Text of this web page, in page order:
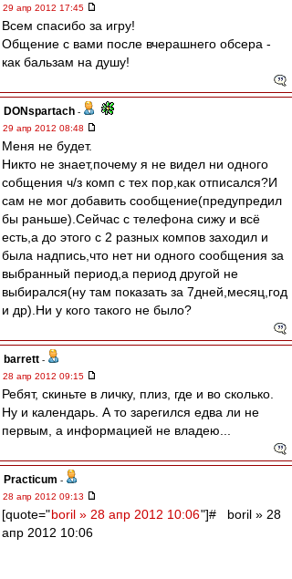
29 апр 2012 17:45
Всем спасибо за игру!
Общение с вами после вчерашнего обсера -
как бальзам на душу!
DONspartach -
29 апр 2012 08:48
Меня не будет.
Никто не знает,почему я не видел ни одного
собщения ч/з комп с тех пор,как отписался?И
сам не мог добавить сообщение(предупредил
бы раньше).Сейчас с телефона сижу и всё
есть,а до этого с 2 разных компов заходил и
была надпись,что нет ни одного сообщения за
выбранный период,а период другой не
выбирался(ну там показать за 7дней,месяц,год
и др).Ни у кого такого не было?
barrett -
28 апр 2012 09:15
Ребят, скиньте в личку, плиз, где и во сколько.
Ну и календарь. А то зарегился едва ли не
первым, а информацией не владею...
Practicum -
28 апр 2012 09:13
[quote="boril » 28 апр 2012 10:06"]# boril » 28
апр 2012 10:06